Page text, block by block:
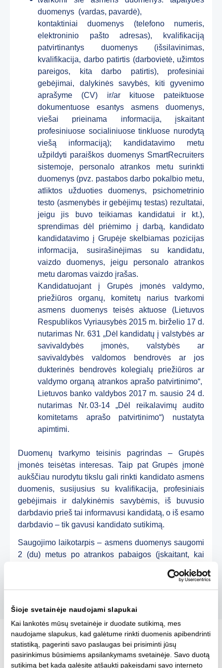
Šioje svetainėje naudojami slapukai
Kai lankotės mūsų svetainėje ir duodate sutikimą, mes
naudojame slapukus, kad galėtume rinkti duomenis apibendrinti
statistiką, pagerinti savo paslaugas bei prisiminti jūsų
pasirinkimus būsimiems apsilankymams svetainėje. Savo duotą
sutikimą bet kada galėsite atšaukti pakeisdami savo interneto
duomenys (vardas, pavardė),
kontaktiniai duomenys (telefono numeris,
elektroninio pašto adresas), kvalifikaciją
patvirtinantys duomenys (išsilavinimas,
kvalifikacija, darbo patirtis (darbovietė, užimtos
pareigos, kita darbo patirtis), profesiniai
gebėjimai, dalykinės savybės, kiti gyvenimo
aprašyme (CV) ir/ar kituose pateiktuose
dokumentuose esantys asmens duomenys,
viešai prieinama informacija, įskaitant
profesiniuose socialiniuose tinkluose nurodytą
viešą informaciją); kandidatavimo metu
užpildyti paraiškos duomenys SmartRecruiters
sistemoje, personalo atrankos metu surinkti
duomenys (pvz. pastabos darbo pokalbio metu,
atliktos užduoties duomenys, psichometrinio
testo (asmenybės ir gebėjimų testas) rezultatai,
jeigu jis buvo teikiamas kandidatui ir kt.),
sprendimas dėl priėmimo į darbą, kandidato
kandidatavimo į Grupėje skelbiamas pozicijas
informacija, susirašinėjimas su kandidatu,
vaizdo duomenys, jeigu personalo atrankos
metu daromas vaizdo įrašas.
Kandidatuojant į Grupės įmonės valdymo,
priežiūros organų, komitetų narius tvarkomi
asmens duomenys teisės aktuose (Lietuvos
Respublikos Vyriausybės 2015 m. birželio 17 d.
nutarimas Nr. 631 „Dėl kandidatų į valstybės ar
savivaldybės įmonės, valstybės ar
savivaldybės valdomos bendrovės ar jos
dukterinės bendrovės kolegialų priežiūros ar
valdymo organą atrankos aprašo patvirtinimo“,
Lietuvos banko valdybos 2017 m. sausio 24 d.
nutarimas Nr. 03-14 „Dėl reikalavimų audito
komitetams aprašo patvirtinimo“) nustatyta
apimtimi.
Duomenų tvarkymo teisinis pagrindas – Grupės
įmonės teisėtas interesas. Taip pat Grupės įmonė
aukščiau nurodytu tikslu gali rinkti kandidato asmens
duomenis, susijusius su kvalifikacija, profesiniais
gebėjimais ir dalykinėmis savybėmis, iš buvusio
darbdavio prieš tai informavusi kandidatą, o iš esamo
darbdavio – tik gavusi kandidato sutikimą.
Saugojimo laikotarpis – asmens duomenys saugomi
2 (du) metus po atrankos pabaigos (įskaitant, kai
4. Asmens duomenų gavimas